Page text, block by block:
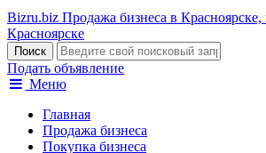
Bizru.biz Продажа бизнеса в Красноярске,
Красноярске
Подать объявление
Меню
Главная
Продажа бизнеса
Покупка бизнеса